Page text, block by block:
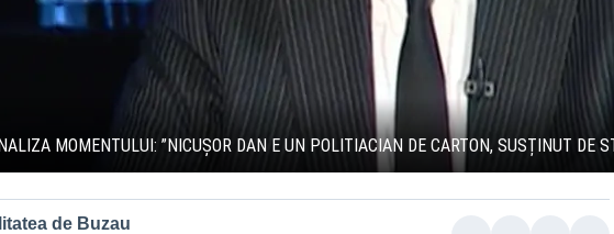
MOMENTULUI: ”NICUȘOR DAN E UN POLITIACIAN DE CARTON, SUSȚINUT DE
de Buzau